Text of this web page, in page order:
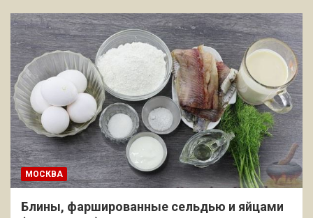
МОСКВА
Блины, фаршированные сельдью и яйцами